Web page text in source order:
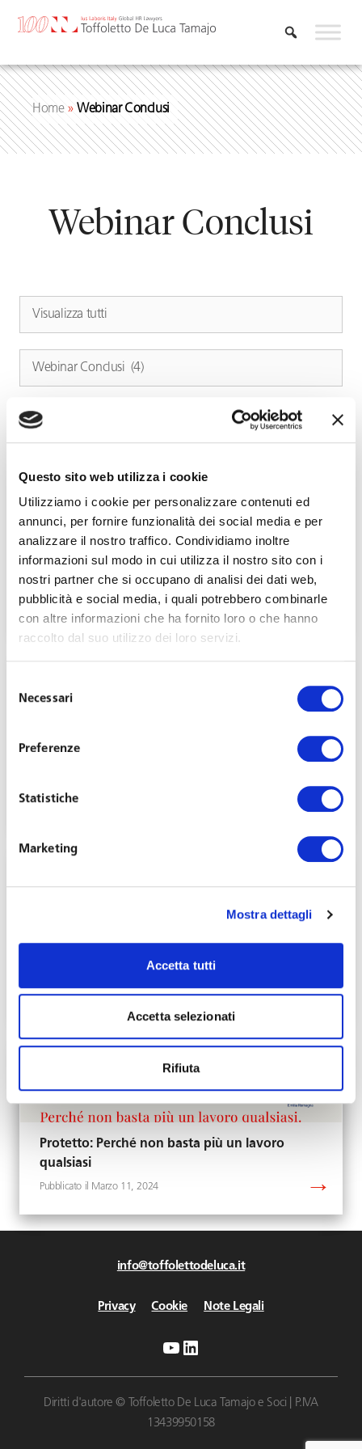
Questo sito web utilizza i cookie
Utilizziamo i cookie per personalizzare contenuti ed
annunci, per fornire funzionalità dei social media e per
analizzare il nostro traffico. Condividiamo inoltre
informazioni sul modo in cui utilizza il nostro sito con i
nostri partner che si occupano di analisi dei dati web,
pubblicità e social media, i quali potrebbero combinarle
con altre informazioni che ha fornito loro o che hanno
raccolto dal suo utilizzo dei loro servizi.
delNecessari
Preferenze
Statistiche
Marketing
Mostra dettagli
Accetta tutti
Accetta selezionati
Rifiuta
Home»Webinar Conclusi
Webinar Conclusi
Protetto: Strumenti innovativi dell’HR:
affrontare le sfide presenti e future
Maggio 14, 2024
Protetto: Rinnovo Del CCNL Del Terziario: Le
Marzo 14, 2024
Protetto: Perché non basta più un lavoro
qualsiasi
Marzo 11, 2024
info@toffolettodeluca.it
Privacy Cookie Note Legali
YouTube
LinkedIn
Diritti d'autore © Toffoletto De Luca Tamajo e Soci | P.IVA
13439950158